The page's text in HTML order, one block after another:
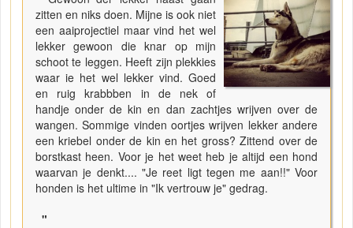
zitten en niks doen. Mijne is ook niet
een aaiprojectiel maar vind het wel
lekker gewoon die knar op mijn
schoot te leggen. Heeft zijn plekkies
waar ie het wel lekker vind. Goed
en ruig krabbben in de nek of
handje onder de kin en dan zachtjes wrijven over de
wangen. Sommige vinden oortjes wrijven lekker andere
een kriebel onder de kin en het gross? Zittend over de
borstkast heen. Voor je het weet heb je altijd een hond
waarvan je denkt.... "Je reet ligt tegen me aan!!" Voor
honden is het ultime in "Ik vertrouw je" gedrag.
"